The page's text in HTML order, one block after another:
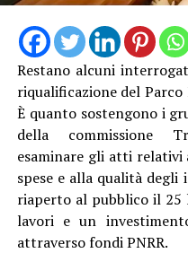
Restano alcuni
riqualificazione del
È quanto sostengono i
della commissione
esaminare gli atti relativi
spese e alla qualità
riaperto al pubblico il
lavori e un
attraverso fondi PNRR.